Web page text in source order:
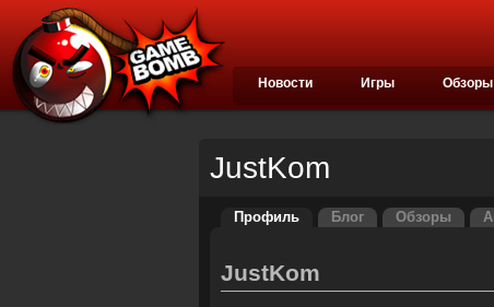
Новости Игры Обзоры
JustKom
Профиль Блог Обзоры
JustKom